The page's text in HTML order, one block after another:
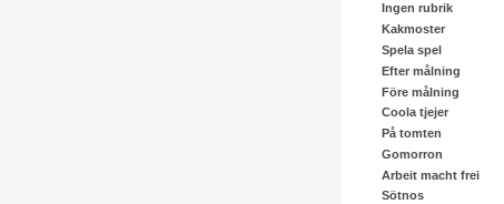
Ingen rubrik
Kakmoster
Spela spel
Efter målning
Före målning
Coola tjejer
På tomten
Gomorron
Arbeit macht frei
Sötnos